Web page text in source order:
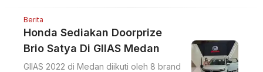
Berita
Honda Sediakan Doorprize
Brio Satya Di GIIAS Medan
GIIAS 2022 di Medan diikuti oleh 8 brand